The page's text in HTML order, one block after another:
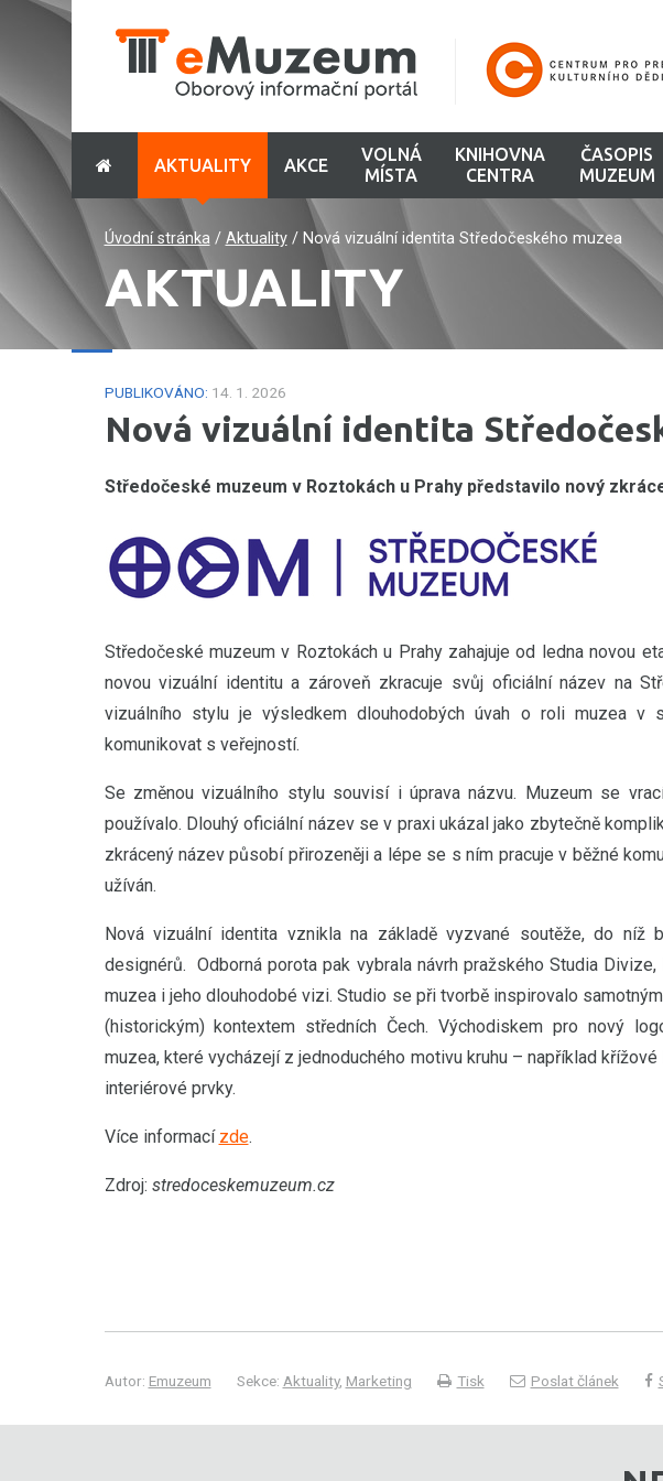
AKTUALITY AKCE
VOLNÁ
MÍSTA
KNIHOVNA
CENTRA
ČASOPIS
MUZEUM
Úvodní stránka/ Aktuality/ Nová vizuální identita Středočeského muzea
AKTUALITY
PUBLIKOVÁNO: 14. 1. 2026
Nová vizuální identita
Středočeské muzeum v Roztokách u Prahy představilo nový
Středočeské muzeum v Roztokách u Prahy zahajuje od ledna novou
novou vizuální identitu a zároveň zkracuje svůj oficiální název na
vizuálního stylu je výsledkem dlouhodobých úvah o roli muzea
komunikovat s veřejností.
Se změnou vizuálního stylu souvisí i úprava názvu. Muzeum se
používalo. Dlouhý oficiální název se v praxi ukázal jako zbytečně
zkrácený název působí přirozeněji a lépe se s ním pracuje v běžné
užíván.
Nová vizuální identita vznikla na základě vyzvané soutěže, do níž
designérů. Odborná porota pak vybrala návrh pražského Studia
muzea i jeho dlouhodobé vizi. Studio se při tvorbě inspirovalo
(historickým) kontextem středních Čech. Východiskem pro nový
muzea, které vycházejí z jednoduchého motivu kruhu – například
interiérové prvky.
Více informací zde.
Zdroj: stredoceskemuzeum.cz
Autor: Emuzeum Sekce: Aktuality, Marketing Tisk Poslat článek